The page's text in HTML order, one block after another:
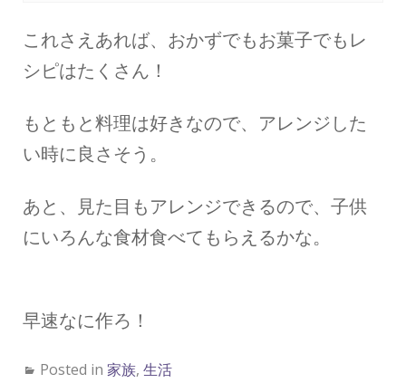
これさえあれば、おかずでもお菓子でもレ
シピはたくさん！
もともと料理は好きなので、アレンジした
い時に良さそう。
あと、見た目もアレンジできるので、子供
にいろんな食材食べてもらえるかな。
早速なに作ろ！
Posted in 家族, 生活